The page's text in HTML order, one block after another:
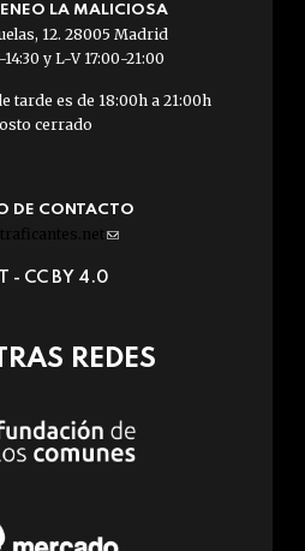
LA MALICIOSA
12. 28005 Madrid
y L-V 17:00-21:00
tarde es de 18:00h a 21:00h
cerrado
DE CONTACTO
(link
e-
- CC BY 4.0
REDES